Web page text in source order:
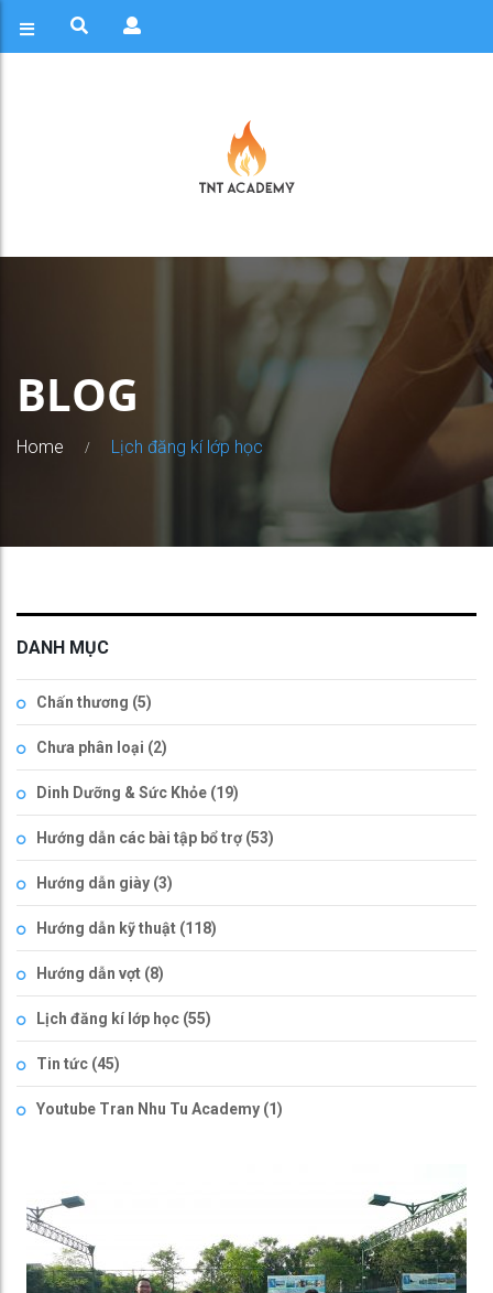
BLOG
Home Lịch đăng kí lớp học
DANH MỤC
Chấn thương (5)
Chưa phân loại (2)
Dinh Dưỡng & Sức Khỏe (19)
Hướng dẫn các bài tập bổ trợ (53)
Hướng dẫn giày (3)
Hướng dẫn kỹ thuật (118)
Hướng dẫn vợt (8)
Lịch đăng kí lớp học (55)
Tin tức (45)
Youtube Tran Nhu Tu Academy (1)